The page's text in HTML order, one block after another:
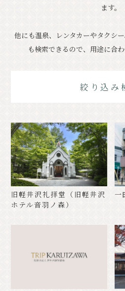
リゾート
フォトギャラリー
その
観光案内所
観光協会に
会議室利⽤希望お申し込み
軽井沢観光会館利⽤お申し込
バナー広告案内
お問い
プライバシーポリシー
ます。
他にも温泉、レンタカーやタクシ
も検索できるので、用途に合
絞り込み
旧軽井沢礼拝堂（旧軽井沢
ホテル音羽ノ森）
一